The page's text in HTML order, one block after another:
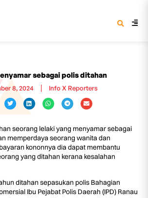
sebagai polis ditahan
8, 2024 Info X Reporters
seorang lelaki yang menyamar sebagai
memperdaya seorang wanita dan
kononnya dia dapat membantu
yang ditahan kerana kesalahan
ditahan sepasukan polis Bahagian
Ibu Pejabat Polis Daerah (IPD) Ranau